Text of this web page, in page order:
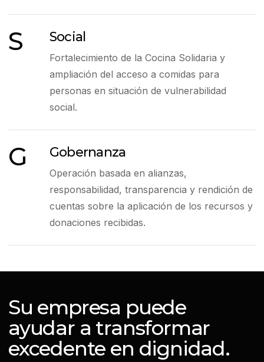
S Social
Fortalecimiento de la Cocina Solidaria y
ampliación del acceso a comidas para
personas en situación de vulnerabilidad
social.
G Gobernanza
Operación basada en alianzas,
responsabilidad, transparencia y rendición de
cuentas sobre la aplicación de los recursos y
donaciones recibidas.
Su empresa puede
ayudar a transformar
excedente en dignidad.